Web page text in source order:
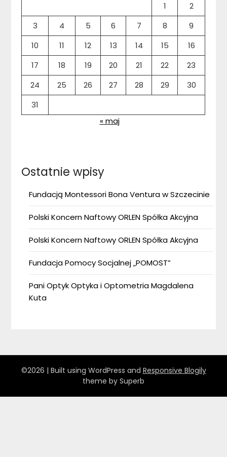
1
2
3
4 5 6 7 8
9
10
11 12 13 14 15
16
17
18 19 20 21 22
23
24
25 26 27 28 29
30
31
« maj
Ostatnie wpisy
Fundacją Montessori Bona Ventura w Szczecinie
Polski Koncern Naftowy ORLEN Spółka Akcyjna
Polski Koncern Naftowy ORLEN Spółka Akcyjna
Fundacja Pomocy Socjalnej „POMOST”
Pani Optyk Optyka i Optometria Magdalena
Kuta
©2026 | Built using WordPress and Responsive Blogily
theme by Superb